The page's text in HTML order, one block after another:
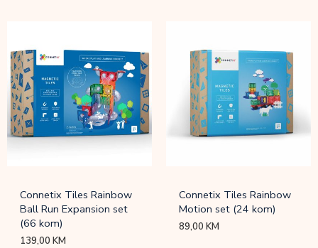
Connetix Tiles Rainbow
Ball Run Expansion set
(66 kom)
139,00KM
Connetix Tiles Rainbow
Motion set (24 kom)
89,00KM